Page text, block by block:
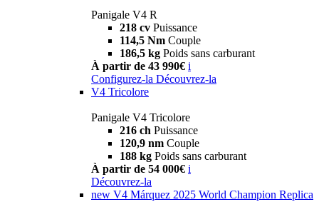
Panigale V4 R
218 cv Puissance
114,5 Nm Couple
186,5 kg Poids sans carburant
À partir de 43 990€ i
Configurez-la Découvrez-la
V4 Tricolore
Panigale V4 Tricolore
216 ch Puissance
120,9 nm Couple
188 kg Poids sans carburant
À partir de 54 000€ i
Découvrez-la
new V4 Márquez 2025 World Champion Replica